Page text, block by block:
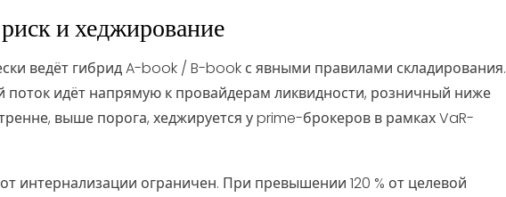
и хеджирование
ведёт гибрид A-book / B-book с явными правилами складирования.
поток идёт напрямую к провайдерам ликвидности, розничный ниже
выше порога, хеджируется у prime-брокеров в рамках VaR-
интернализации ограничен. При превышении 120 % от целевой